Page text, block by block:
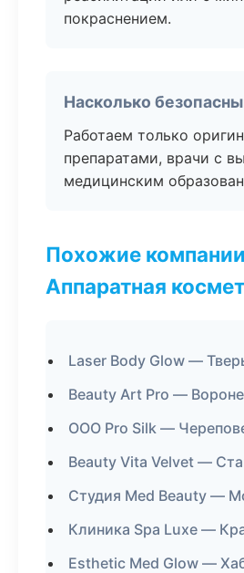
покраснением.
Насколько
Работаем только
препаратами, врачи с
медицинским
Похожие
Аппаратная
Laser Body Glow —
Beauty Art Pro —
ООО Pro Silk —
Beauty Vita Velvet —
Студия Med Beauty —
Клиника Spa Luxe —
Esthetic Med Glow —